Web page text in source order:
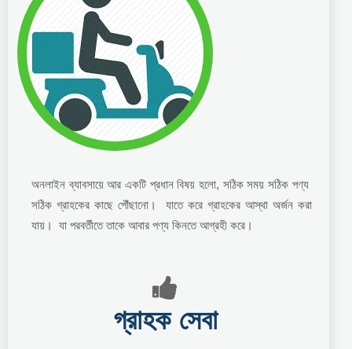
অনলাইন ব্যাবসায়ে আর একটি প্রধান বিষয় হলো, সঠিক সময় সঠিক পণ্য
সঠিক গ্রাহকের কাছে পৌঁছানো। যাতে করে গ্রাহকের আস্থা অর্জন করা
যায়। যা পরবর্তীতে তাকে আবার পণ্য কিনতে আগ্রহী করে।
গ্রাহক সেবা